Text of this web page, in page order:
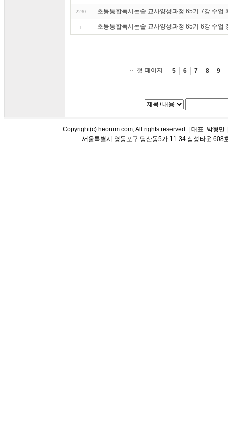
2230 초등통합독서논술 교사양성과정 65기 7강 수업
초등통합독서논술 교사양성과정 65기 6강 수업
첫 페이지 5 6 7 8 9
Copyright(c) heorum.com, All rights reserved. | 대표: 박형
서울특별시 영등포구 당산동5가 11-34 삼성타운